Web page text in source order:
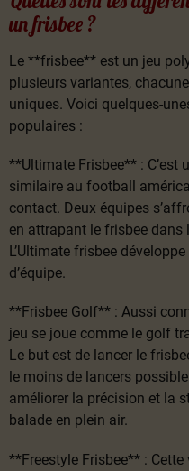
un frisbee ?
Le **frisbee** est un jeu
plusieurs variantes,
uniques. Voici quelques-
populaires :
**Ultimate Frisbee** : C’est
similaire au football
contact. Deux équipes
en attrapant le frisbee dans
L’Ultimate frisbee
d’équipe.
**Frisbee Golf** : Aussi
jeu se joue comme le golf
Le but est de lancer le
le moins de lancers
améliorer la précision et la
balade en plein air.
**Freestyle Frisbee** :